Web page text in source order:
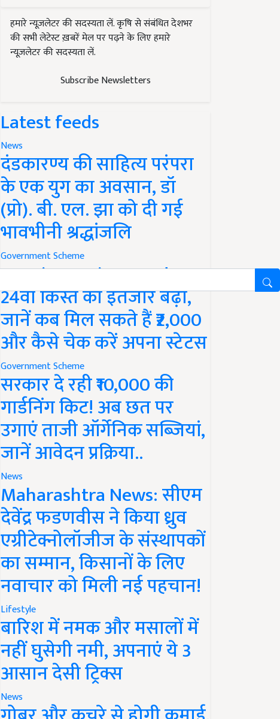
हमारे न्यूज़लेटर की सदस्यता लें. कृषि से संबंधित देशभर
की सभी लेटेस्ट ख़बरें मेल पर पढ़ने के लिए हमारे
न्यूज़लेटर की सदस्यता लें.
Subscribe Newsletters
Latest feeds
News
दंडकारण्य की साहित्य परंपरा
के एक युग का अवसान, डॉ
(प्रो). बी. एल. झा को दी गई
भावभीनी श्रद्धांजलि
Government Scheme
PM Kisan Yojana Update:
24वीं किस्त का इंतजार बढ़ा,
जानें कब मिल सकते हैं ₹2,000
और कैसे चेक करें अपना स्टेटस
Government Scheme
सरकार दे रही ₹10,000 की
गार्डनिंग किट! अब छत पर
उगाएं ताजी ऑर्गेनिक सब्जियां,
जानें आवेदन प्रक्रिया..
News
Maharashtra News: सीएम
देवेंद्र फडणवीस ने किया ध्रुव
एग्रीटेक्नोलॉजीज के संस्थापकों
का सम्मान, किसानों के लिए
नवाचार को मिली नई पहचान!
Lifestyle
बारिश में नमक और मसालों में
नहीं घुसेगी नमी, अपनाएं ये 3
आसान देसी ट्रिक्स
News